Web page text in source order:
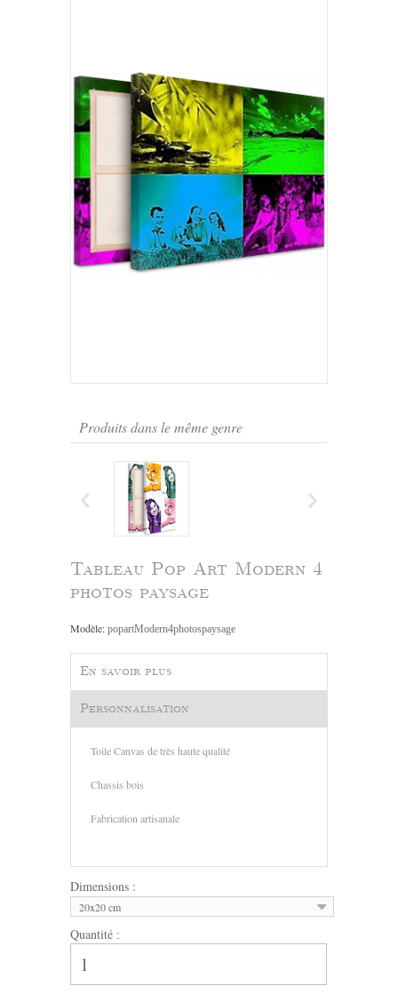
Produits dans le même genre
Tableau Pop Art Modern 4
photos paysage
Modèle: popartModern4photospaysage
En savoir plus
Personnalisation
Toile Canvas de très haute qualité
Chassis bois
Fabrication artisanale
Dimensions :
20x20 cm
Quantité :